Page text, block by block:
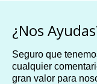
¿Nos
Seguro que
cualquier
gran valor para